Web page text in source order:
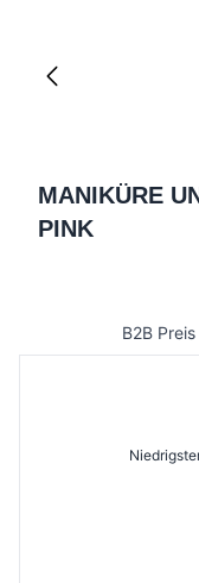
MANIKÜRE
PINK
B2B Preis